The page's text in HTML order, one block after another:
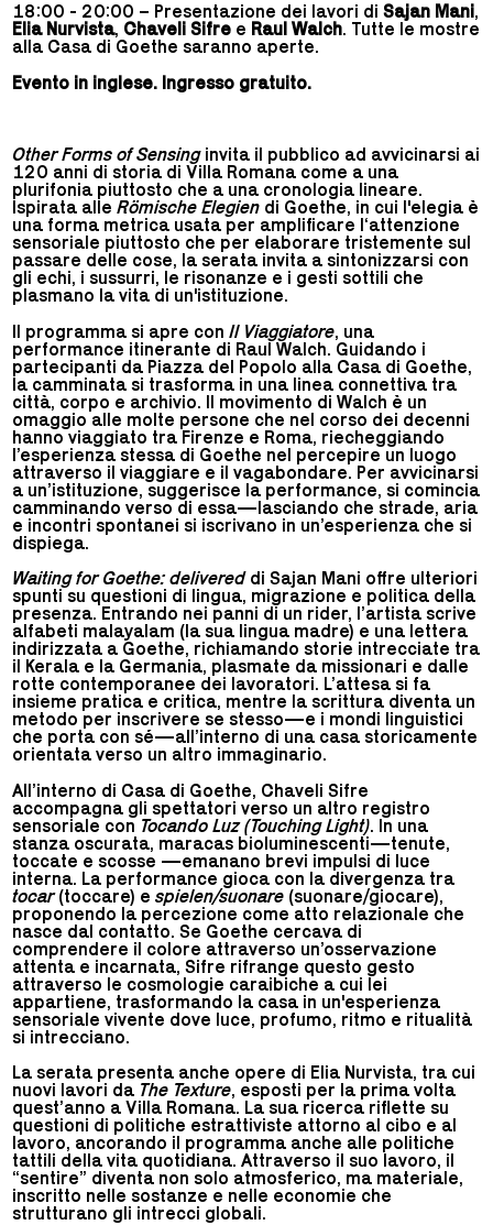
18:00 - 20:00 – Presentazione dei lavori diSajan Mani,
Elia Nurvista, Chaveli Sifre e Raul Walch. Tutte le mostre
alla Casa di Goethe saranno aperte.
Evento in inglese. Ingresso gratuito.
Other Forms of Sensinginvita il pubblico ad avvicinarsi ai
120 anni di storia di Villa Romana come a una
plurifonia piuttosto che a una cronologia lineare.
Ispirata alleRömische Elegien di Goethe, in cui l'elegia è
una forma metrica usata per amplificare l‘attenzione
sensoriale piuttosto che per elaborare tristemente sul
passare delle cose, la serata invita a sintonizzarsi con
gli echi, i sussurri, le risonanze e i gesti sottili che
plasmano la vita di un'istituzione.
Il programma si apre conIl Viaggiatore, una
performance itinerante di Raul Walch. Guidando i
partecipanti da Piazza del Popolo alla Casa di Goethe,
la camminata si trasforma in una linea connettiva tra
città, corpo e archivio. Il movimento di Walch è un
omaggio alle molte persone che nel corso dei decenni
hanno viaggiato tra Firenze e Roma, riecheggiando
l’esperienza stessa di Goethe nel percepire un luogo
attraverso il viaggiare e il vagabondare. Per avvicinarsi
a un’istituzione, suggerisce la performance, si comincia
camminando verso di essa—lasciando che strade, aria
e incontri spontanei si iscrivano in un’esperienza che si
dispiega.
Waiting for Goethe: delivereddi Sajan Mani offre ulteriori
spunti su questioni di lingua, migrazione e politica della
presenza. Entrando nei panni di un rider, l’artista scrive
alfabeti malayalam (la sua lingua madre) e una lettera
indirizzata a Goethe, richiamando storie intrecciate tra
il Kerala e la Germania, plasmate da missionari e dalle
rotte contemporanee dei lavoratori. L’attesa si fa
insieme pratica e critica, mentre la scrittura diventa un
metodo per inscrivere se stesso—e i mondi linguistici
che porta con sé—all’interno di una casa storicamente
orientata verso un altro immaginario.
All’interno di Casa di Goethe, Chaveli Sifre
accompagna gli spettatori verso un altro registro
sensoriale con Tocando Luz (Touching Light). In una
stanza oscurata, maracas bioluminescenti—tenute,
toccate e scosse —emanano brevi impulsi di luce
interna. La performance gioca con la divergenza tra
tocar(toccare) espielen/suonare (suonare/giocare),
proponendo la percezione come atto relazionale che
nasce dal contatto. Se Goethe cercava di
comprendere il colore attraverso un’osservazione
attenta e incarnata, Sifre rifrange questo gesto
attraverso le cosmologie caraibiche a cui lei
appartiene, trasformando la casa in un'esperienza
sensoriale vivente dove luce, profumo, ritmo e ritualità
si intrecciano.
La serata presenta anche opere di Elia Nurvista, tra cui
nuovi lavori da The Texture, esposti per la prima volta
quest’anno a Villa Romana. La sua ricerca riflette su
questioni di politiche estrattiviste attorno al cibo e al
lavoro, ancorando il programma anche alle politiche
tattili della vita quotidiana. Attraverso il suo lavoro, il
“sentire” diventa non solo atmosferico, ma materiale,
inscritto nelle sostanze e nelle economie che
strutturano gli intrecci globali.